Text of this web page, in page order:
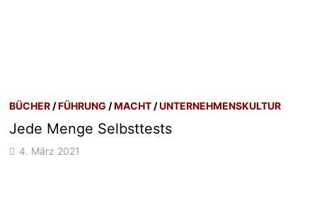
BÜCHER /FÜHRUNG /MACHT /UNTERNEHMENSKULTUR
Jede Menge Selbsttests
4. März 2021